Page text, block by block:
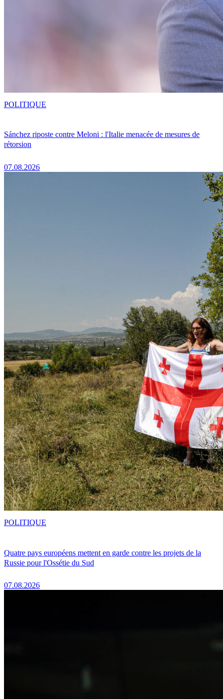
Sánchez riposte contre Meloni : l'Italie menacée de mesures de
rétorsion
07.08.2026
POLITIQUE
Quatre pays européens mettent en garde contre les projets de la
Russie pour l'Ossétie du Sud
07.08.2026
POLITIQUE